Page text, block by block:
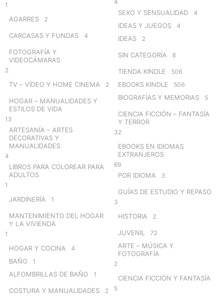
1
AGARRES 2
CARCASAS Y FUNDAS 4
FOTOGRAFÍA Y
VIDEOCÁMARAS
2
TV – VÍDEO Y HOME CINEMA 2
HOGAR – MANUALIDADES Y
ESTILOS DE VIDA
13
ARTESANÍA – ARTES
DECORATIVAS Y
MANUALIDADES
4
LIBROS PARA COLOREAR PARA
ADULTOS
1
JARDINERÍA 1
MANTENIMIENTO DEL HOGAR
Y LA VIVIENDA
1
HOGAR Y COCINA 4
BAÑO 1
ALFOMBRILLAS DE BAÑO 1
COSTURA Y MANUALIDADES 2
4
SEXO Y SENSUALIDAD 4
IDEAS Y JUEGOS 4
IDEAS 2
SIN CATEGORÍA 8
TIENDA KINDLE 506
EBOOKS KINDLE 506
BIOGRAFÍAS Y MEMORIAS 5
CIENCIA FICCIÓN – FANTASÍA
Y TERROR
32
EBOOKS EN IDIOMAS
EXTRANJEROS
69
POR IDIOMA 3
GUÍAS DE ESTUDIO Y REPASO
3
HISTORIA 2
JUVENIL 72
ARTE – MÚSICA Y
FOTOGRAFÍA
2
CIENCIA FICCIÓN Y FANTASÍA
5